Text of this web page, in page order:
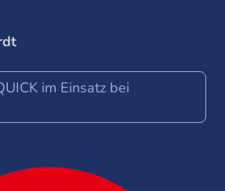
im Einsatz bei